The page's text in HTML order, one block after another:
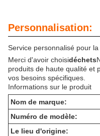
Personnalisation:
Service personnalisé pour
Merci d'avoir choisidéchets
produits de haute qualité et
vos besoins spécifiques.
Informations sur le produit
Nom de marque:
Numéro de modèle:
Le lieu d'origine: